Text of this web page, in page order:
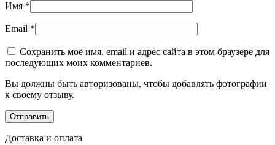
Имя *
Email *
Сохранить моё имя, email и адрес сайта в этом браузере для
последующих моих комментариев.
Вы должны быть авторизованы, чтобы добавлять фотографии
к своему отзыву.
Доставка и оплата